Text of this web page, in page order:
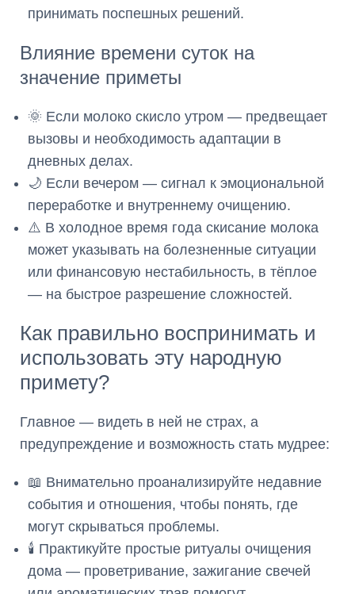
принимать поспешных решений.
Влияние времени суток на
значение приметы
🌞 Если молоко скисло утром — предвещает
вызовы и необходимость адаптации в
дневных делах.
🌙 Если вечером — сигнал к эмоциональной
переработке и внутреннему очищению.
⚠️ В холодное время года скисание молока
может указывать на болезненные ситуации
или финансовую нестабильность, в тёплое
— на быстрое разрешение сложностей.
Как правильно воспринимать и
использовать эту народную
примету?
Главное — видеть в ней не страх, а
предупреждение и возможность стать мудрее:
📖 Внимательно проанализируйте недавние
события и отношения, чтобы понять, где
могут скрываться проблемы.
🕯️ Практикуйте простые ритуалы очищения
дома — проветривание, зажигание свечей